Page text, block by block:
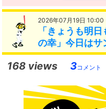
2026年07月19日 10:00
「きょうも明
の幸」今日はサ
168 views 3コメント